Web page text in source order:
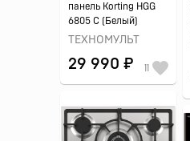
панель Korting HGG
6805 C (Белый)
ТЕХНОМУЛЬТ
29 990 ₽ 11